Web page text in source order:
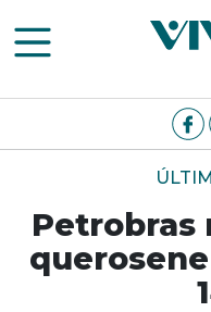
Petrobras